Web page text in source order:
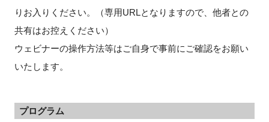
りお入りください。（専用URLとなりますので、他者との
共有はお控えください）
ウェビナーの操作方法等はご自身で事前にご確認をお願い
いたします。
プログラム